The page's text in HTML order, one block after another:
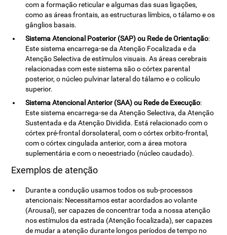
com a formação reticular e algumas das suas ligações,
como as áreas frontais, as estructuras límbics, o tálamo e os
gânglios basais.
Sistema Atencional Posterior (SAP) ou Rede de Orientação:
Este sistema encarrega-se da Atenção Focalizada e da
Atenção Selectiva de estímulos visuais. As áreas cerebrais
relacionadas com este sistema são o córtex parental
posterior, o núcleo pulvinar lateral do tálamo e o colículo
superior.
Sistema Atencional Anterior (SAA) ou Rede de Execução:
Este sistema encarrega-se da Atenção Selectiva, da Atenção
Sustentada e da Atenção Dividida. Está relacionado com o
córtex pré-frontal dorsolateral, com o córtex orbito-frontal,
com o córtex cingulada anterior, com a área motora
suplementária e com o neoestriado (núcleo caudado).
Exemplos de atenção
Durante a condução usamos todos os sub-processos
atencionais: Necessitamos estar acordados ao volante
(Arousal), ser capazes de concentrar toda a nossa atenção
nos estímulos da estrada (Atenção focalizada), ser capazes
de mudar a atenção durante longos períodos de tempo no